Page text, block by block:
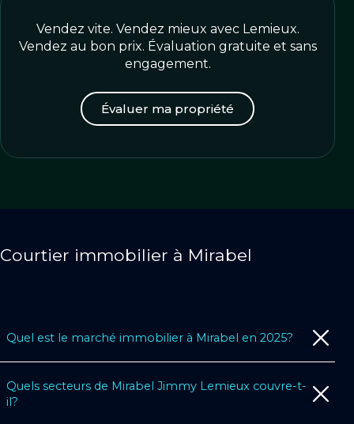
Vendez vite. Vendez mieux avec Lemieux.
Vendez au bon prix. Évaluation gratuite et sans
engagement.
Évaluer ma propriété
Courtier immobilier à Mirabel
Quel est le marché immobilier à Mirabel en 2025?
Quels secteurs de Mirabel Jimmy Lemieux couvre-t-
il?